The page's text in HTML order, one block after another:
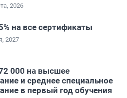
2026
на все сертификаты
2027
000 на высшее
и среднее специальное
в первый год обучения